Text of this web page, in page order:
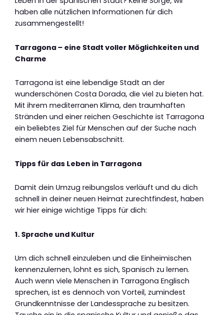
haben alle nützlichen Informationen für dich
zusammengestellt!
Tarragona – eine Stadt voller Möglichkeiten und
Charme
Tarragona ist eine lebendige Stadt an der
wunderschönen Costa Dorada, die viel zu bieten hat.
Mit ihrem mediterranen Klima, den traumhaften
Stränden und einer reichen Geschichte ist Tarragona
ein beliebtes Ziel für Menschen auf der Suche nach
einem neuen Lebensabschnitt.
Tipps für das Leben in Tarragona
Damit dein Umzug reibungslos verläuft und du dich
schnell in deiner neuen Heimat zurechtfindest, haben
wir hier einige wichtige Tipps für dich:
1. Sprache und Kultur
Um dich schnell einzuleben und die Einheimischen
kennenzulernen, lohnt es sich, Spanisch zu lernen.
Auch wenn viele Menschen in Tarragona Englisch
sprechen, ist es dennoch von Vorteil, zumindest
Grundkenntnisse der Landessprache zu besitzen.